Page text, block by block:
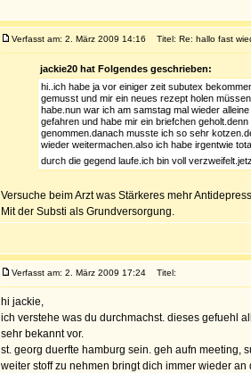
Verfasst am: 2. März 2009 14:16 Titel: Re: hallo fast
jackie20 hat Folgendes geschrieben:
hi..ich habe ja vor einiger zeit subutex
gemusst und mir ein neues rezept holen
habe.nun war ich am samstag mal wieder
gefahren und habe mir ein briefchen
genommen.danach musste ich so sehr
wieder weitermachen.also ich habe irgentwie
durch die gegend laufe.ich bin voll
Versuche beim Arzt was Stärkeres mehr
Mit der Substi als Grundversorgung.
Verfasst am: 2. März 2009 17:24 Titel:
hi jackie,
ich verstehe was du durchmachst. dieses gefuehl
sehr bekannt vor.
st. georg duerfte hamburg sein. geh aufn meeting,
weiter stoff zu nehmen bringt dich immer wieder